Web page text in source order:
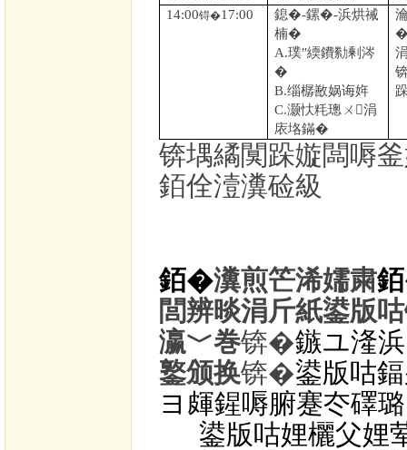
14:00锝�17:00 鎴�-鏍�-浜烘祴
楠�
A.璞″緛鐨勬剰涔
�
B.缁樼敾娲诲姩
C.灏忕粍璁ㄨ涓
庡垎鏋�
锛堣繘闃跺嫙闆嗕
銆佺潱瀵硷級
銆�瀵煎笀浠嬬粛
閭辨晱涓斤紙鍙版
瀛﹀巻锛�鏃ユ湰
鐜颁换锛�鍙版咕
ヨ皹鍟嗕腑蹇冭礋
鍙版咕娌欐父娌